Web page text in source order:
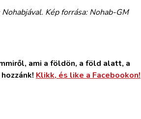
Kép forrása: Nohab-GM
ami a földön, a föld alatt, a
Klikk, és like a Facebookon!